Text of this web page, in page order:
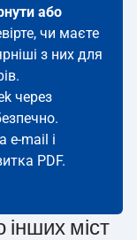
або
чи маєте
з них для
через
e-mail і
PDF.
інших міст